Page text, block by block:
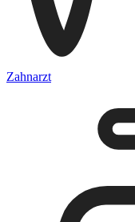
Zahnarzt